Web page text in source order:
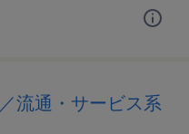
流通・サービス系